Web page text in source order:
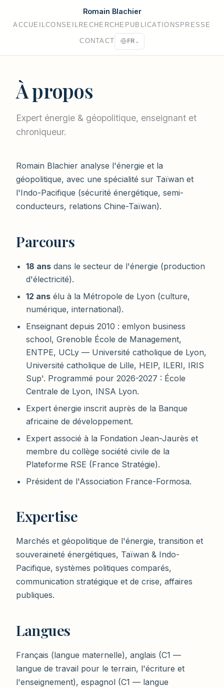
Romain Blachier
ACCUEILCONSEIL RECHERCHE PUBLICATIONS PRESSE
CONTACT FR ⌄
À propos
Expert énergie & géopolitique, enseignant et
chroniqueur.
Romain Blachier analyse l'énergie et la
géopolitique, avec une spécialité sur Taïwan et
l'Indo-Pacifique (sécurité énergétique, semi-
conducteurs, relations Chine-Taïwan).
Parcours
18 ans dans le secteur de l'énergie (production
d'électricité).
12 ans élu à la Métropole de Lyon (culture,
numérique, international).
Enseignant depuis 2010 : emlyon business
school, Grenoble École de Management,
ENTPE, UCLy — Université catholique de Lyon,
Université catholique de Lille, HEIP, ILERI, IRIS
Sup'. Programmé pour 2026-2027 : École
Centrale de Lyon, INSA Lyon.
Expert énergie inscrit auprès de la Banque
africaine de développement.
Expert associé à la Fondation Jean-Jaurès et
membre du collège société civile de la
Plateforme RSE (France Stratégie).
Président de l'Association France-Formosa.
Expertise
Marchés et géopolitique de l'énergie, transition et
souveraineté énergétiques, Taïwan & Indo-
Pacifique, systèmes politiques comparés,
communication stratégique et de crise, affaires
publiques.
Langues
Français (langue maternelle), anglais (C1 —
langue de travail pour le terrain, l'écriture et
l'enseignement), espagnol (C1 — langue